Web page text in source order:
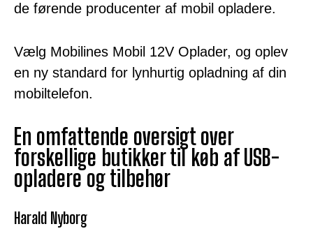
de førende producenter af mobil opladere.
Vælg Mobilines Mobil 12V Oplader, og oplev
en ny standard for lynhurtig opladning af din
mobiltelefon.
En omfattende oversigt over
forskellige butikker til køb af USB-
opladere og tilbehør
Harald Nyborg